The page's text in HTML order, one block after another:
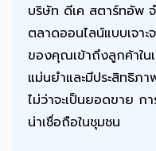
บริษัท ดีเค สตาร์ทอัพ
ตลาดออนไลน์แบบเจา
ของคุณเข้าถึงลูกค้าใน
แม่นยำและมีประสิทธิภ
ไม่ว่าจะเป็นยอดขาย ก
น่าเชื่อถือในชุมชน